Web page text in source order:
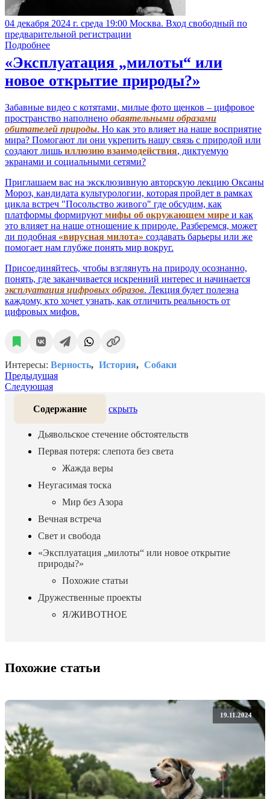
04 декабря 2024 г. среда 19:00 Москва. Вход свободный по
предварительной регистрации
Подробнее
«Эксплуатация „милоты“ или
новое открытие природы?»
Забавные видео с котятами, милые фото щенков – цифровое
пространство наполнено обаятельными образами
обитателей природы. Но как это влияет на наше восприятие
мира? Помогают ли они укрепить нашу связь с природой или
создают лишь иллюзию взаимодействия, диктуемую
экранами и социальными сетями?
Приглашаем вас на эксклюзивную авторскую лекцию Оксаны
Мороз, кандидата культурологии, которая пройдет в рамках
цикла встреч "Посольство живого" где обсудим, как
платформы формируют мифы об окружающем мире и как
это влияет на наше отношение к природе. Разберемся, может
ли подобная «вирусная милота» создавать барьеры или же
помогает нам глубже понять мир вокруг.
Присоединяйтесь, чтобы взглянуть на природу осознанно,
понять, где заканчивается искренний интерес и начинается
эксплуатация цифровых образов. Лекция будет полезна
каждому, кто хочет узнать, как отличить реальность от
цифровых мифов.
Интересы: Верность История
Собаки
Предыдущая
Следующая
Содержание скрыть
Дьявольское стечение обстоятельств
Первая потеря: слепота без света
Жажда веры
Неугасимая тоска
Мир без Азора
Вечная встреча
Свет и свобода
«Эксплуатация „милоты“ или новое открытие
природы?»
Похожие статьи
Дружественные проекты
Я/ЖИВОТНОЕ
Похожие статьи
19.11.2024